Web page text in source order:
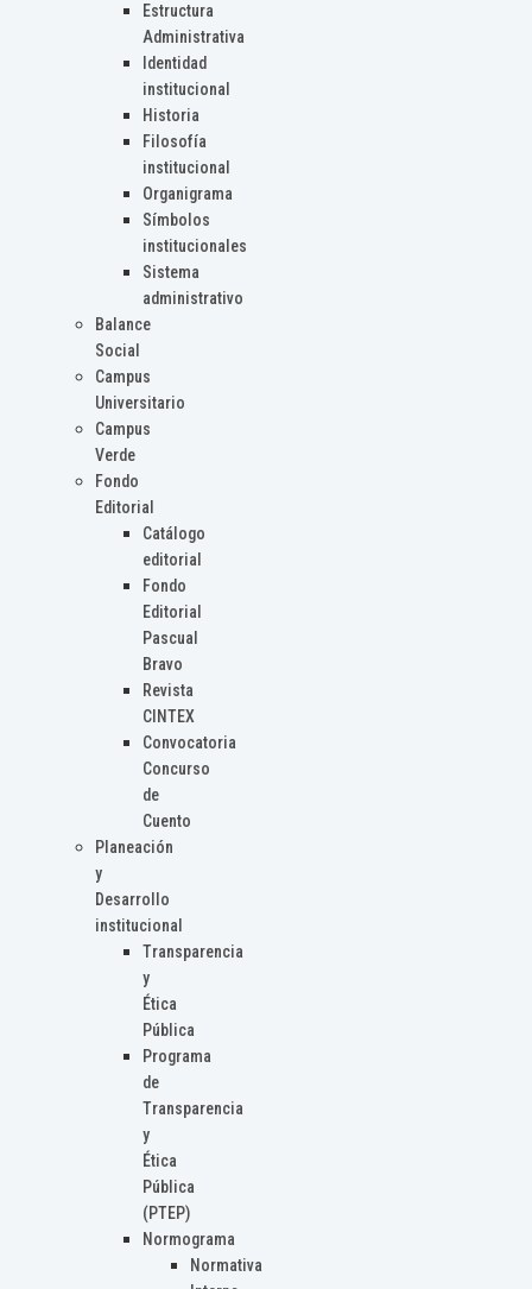
Estructura
Administrativa
Identidad
institucional
Historia
Filosofía
institucional
Organigrama
Símbolos
institucionales
Sistema
administrativo
Balance
Social
Campus
Universitario
Campus
Verde
Fondo
Editorial
Catálogo
editorial
Fondo
Editorial
Pascual
Bravo
Revista
CINTEX
Convocatoria
Concurso
de
Cuento
Planeación
y
Desarrollo
institucional
Transparencia
y
Ética
Pública
Programa
de
Transparencia
y
Ética
Pública
(PTEP)
Normograma
Normativa